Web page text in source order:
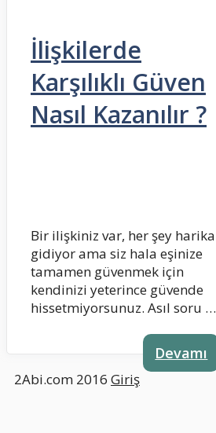
İlişkilerde
Karşılıklı Güven
Nasıl Kazanılır ?
Bir ilişkiniz var, her şey harika
gidiyor ama siz hala eşinize
tamamen güvenmek için
kendinizi yeterince güvende
hissetmiyorsunuz. Asıl soru …
Devamı
2Abi.com 2016 Giriş